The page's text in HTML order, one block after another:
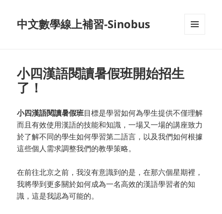
中文數學線上補習-Sinobus
小四漢語閱讀暑假班開始招生
了！
小四漢語閱讀暑假班目標是學習如何為學生提供不僅理解
而且有效使用漢語的技能和知識，一場又一場的講座致力
於了解不同的學生如何學習第二語言，以及我們如何根據
這些個人需求調整我們的教學策略。
在前往北京之前，我沒有意識到的是，在那六個星期裡，
我將學到更多關於如何成為一名高效的漢語學習者的知
識，這是我認為可能的。